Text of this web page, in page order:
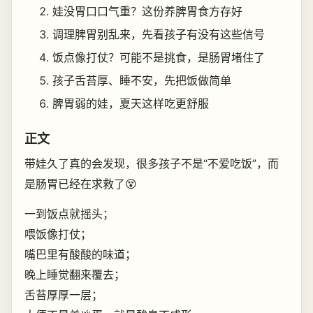
娃没胃口口气重？这份养脾胃食方存好
调理脾胃别乱来，先看孩子有没有这些信号
饭点像打仗？可能不是挑食，是肠胃堵住了
孩子舌苔厚、睡不安，先把饭做简单
脾胃弱的娃，夏天这样吃更舒服
正文
带娃久了真的会发现，很多孩子不是“不爱吃饭”，而
是肠胃已经在求救了😵
一到饭点就摇头；
喂饭像打仗；
嘴巴里有酸酸的味道；
晚上睡觉翻来覆去；
舌苔厚厚一层；